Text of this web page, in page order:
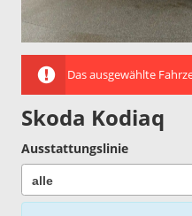
Das ausgewählte
Skoda Kodiaq
Ausstattungslinie